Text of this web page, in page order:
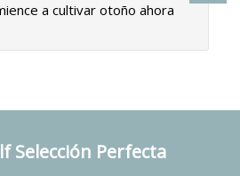
a cultivar otoño ahora
Selección Perfecta